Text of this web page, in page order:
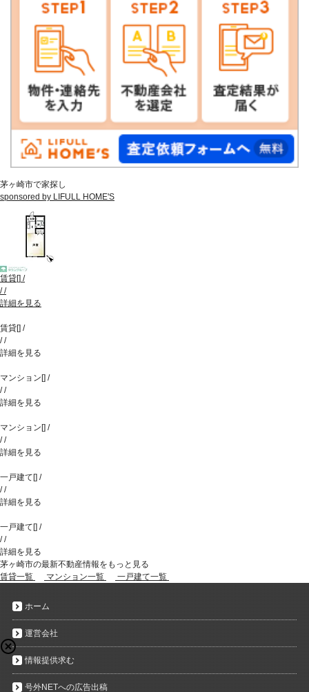
茅ヶ崎市で家探し
sponsored by LIFULL HOME'S
賃貸[] /
//
詳細を見る
賃貸[] /
//
詳細を見る
マンション [] /
//
詳細を見る
マンション [] /
//
詳細を見る
一戸建て [] /
//
詳細を見る
一戸建て [] /
//
詳細を見る
茅ヶ崎市の最新不動産情報をもっと見る
賃貸一覧
マンション一覧 一戸建て一覧
ホーム
運営会社
情報提供求む
号外NETへの広告出稿